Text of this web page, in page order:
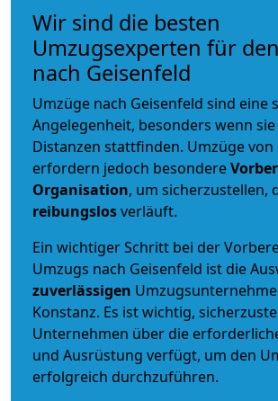
Wir sind die besten
Umzugsexperten für
nach Geisenfeld
Umzüge nach Geisenfeld sind eine
Angelegenheit, besonders wenn
Distanzen stattfinden. Umzüge von
erfordern jedoch besondere
Organisation, um sicherzustellen,
reibungslosverläuft.
Ein wichtiger Schritt bei der
Umzugs nach Geisenfeld ist die
zuverlässigen
Konstanz. Es ist wichtig,
Unternehmen über die
und Ausrüstung verfügt, um den
erfolgreich durchzuführen.